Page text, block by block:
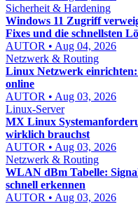
Sicherheit & Hardening
Windows 11 Zugriff
Fixes und die schnellsten
AUTOR • Aug 04, 2026
Netzwerk & Routing
Linux Netzwerk einrichten:
online
AUTOR • Aug 03, 2026
Linux-Server
MX Linux
wirklich brauchst
AUTOR • Aug 03, 2026
Netzwerk & Routing
WLAN dBm Tabelle:
schnell erkennen
AUTOR • Aug 03, 2026